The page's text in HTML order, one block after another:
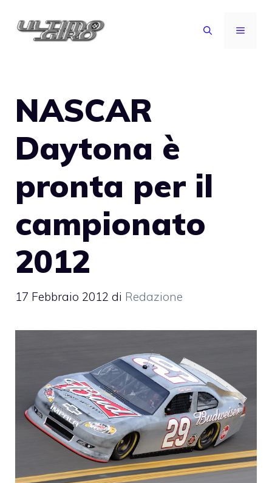
MENU
NASCAR
Daytona è
pronta per il
campionato
2012
17 Febbraio 2012 di Redazione